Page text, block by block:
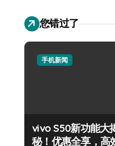
您错过了
手机新闻
vivo S50新功能大
秘！优惠全享，高